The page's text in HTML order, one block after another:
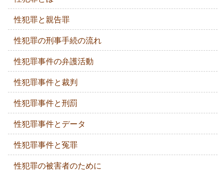
性犯罪と親告罪
性犯罪の刑事手続の流れ
性犯罪事件の弁護活動
性犯罪事件と裁判
性犯罪事件と刑罰
性犯罪事件とデータ
性犯罪事件と冤罪
性犯罪の被害者のために